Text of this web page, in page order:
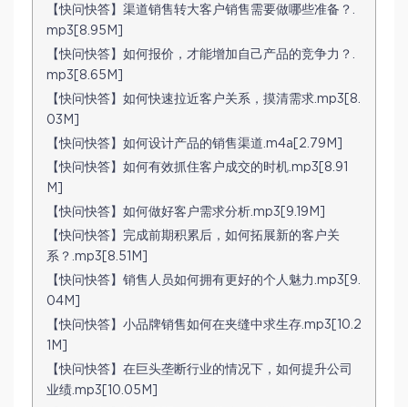
【快问快答】渠道销售转大客户销售需要做哪些准备？.
mp3[8.95M]
【快问快答】如何报价，才能增加自己产品的竞争力？.
mp3[8.65M]
【快问快答】如何快速拉近客户关系，摸清需求.mp3[8.
03M]
【快问快答】如何设计产品的销售渠道.m4a[2.79M]
【快问快答】如何有效抓住客户成交的时机.mp3[8.91
M]
【快问快答】如何做好客户需求分析.mp3[9.19M]
【快问快答】完成前期积累后，如何拓展新的客户关
系？.mp3[8.51M]
【快问快答】销售人员如何拥有更好的个人魅力.mp3[9.
04M]
【快问快答】小品牌销售如何在夹缝中求生存.mp3[10.2
1M]
【快问快答】在巨头垄断行业的情况下，如何提升公司
业绩.mp3[10.05M]